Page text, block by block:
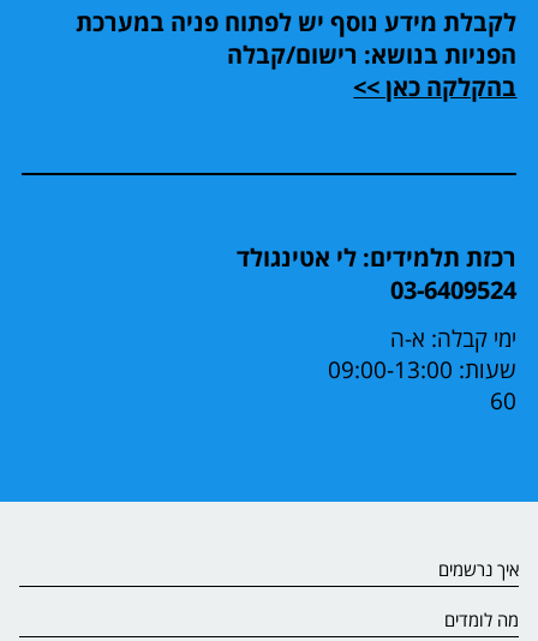
לקבלת מידע נוסף יש לפתוח פניה במערכת
הפניות בנושא: רישום/קבלה
בהקלקה כאן >>
רכזת תלמידים: לי אטינגולד
03-6409524
ימי קבלה: א-ה
שעות: 09:00-13:00
60
איך נרשמים
מה לומדים